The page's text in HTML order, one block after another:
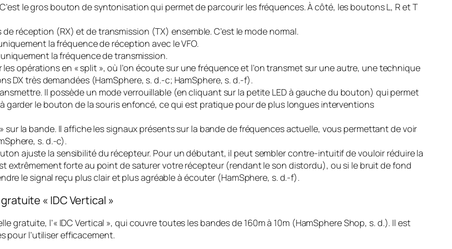
C’est le gros bouton de syntonisation qui permet de parcourir les fréquences. À côté, les boutons L, R et T
réception (RX) et de transmission (TX) ensemble. C’est le mode normal.
la fréquence de réception avec le VFO.
la fréquence de transmission.
opérations en « split », où l’on écoute sur une fréquence et l’on transmet sur une autre, une technique
DX très demandées (HamSphere, s. d.-c; HamSphere, s. d.-f).
Il possède un mode verrouillable (en cliquant sur la petite LED à gauche du bouton) qui permet
garder le bouton de la souris enfoncé, ce qui est pratique pour de plus longues interventions
sur la bande. Il affiche les signaux présents sur la bande de fréquences actuelle, vous permettant de voir
s. d.-c).
ajuste la sensibilité du récepteur. Pour un débutant, il peut sembler contre-intuitif de vouloir réduirela
extrêmement forte au point de saturer votre récepteur (rendant le son distordu), ou si le bruit de fond
le signal reçu plus clair et plus agréable à écouter (HamSphere, s. d.-f).
« IDC Vertical »
gratuite, l’« IDC Vertical », qui couvre toutes les bandes de 160m à 10m (HamSphere Shop, s. d.). Il est
pour l’utiliser efficacement.